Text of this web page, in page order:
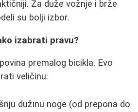
Za duže vožnje i brže
su bolji izbor.
izabrati pravu?
premalog bicikla. Evo
veličinu:
dužinu noge (od prepona do